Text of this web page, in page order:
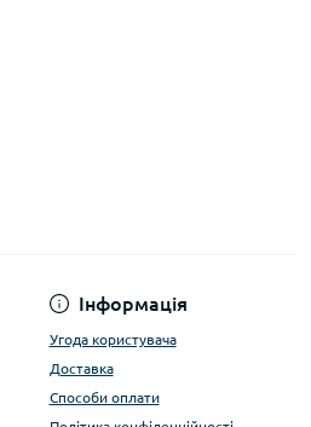
Інформація
Угода користувача
Доставка
Способи оплати